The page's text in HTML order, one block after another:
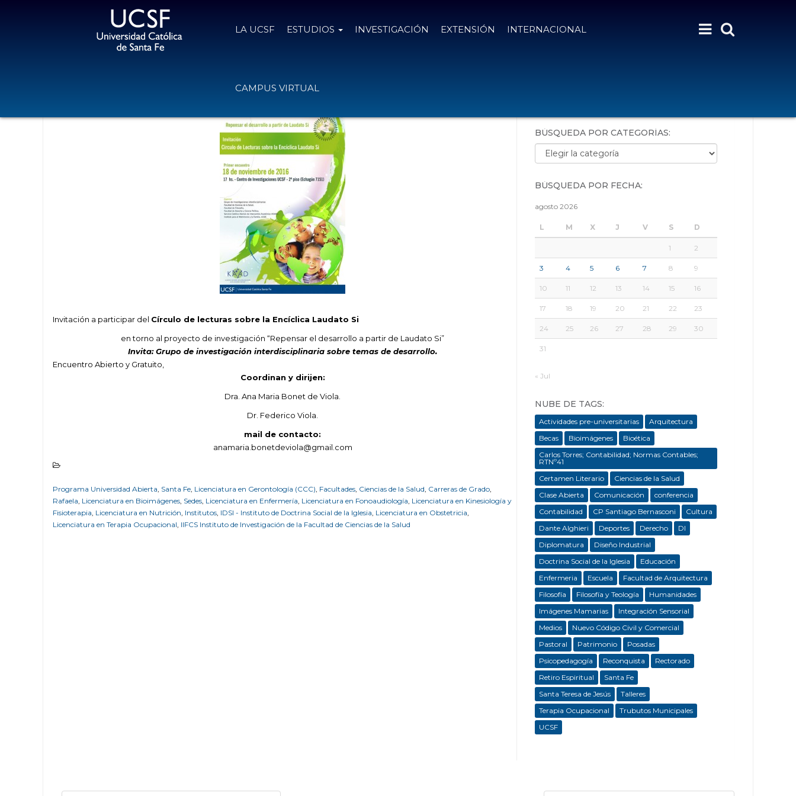
LA UCSF ESTUDIOS INVESTIGACIÓN EXTENSIÓN INTERNACIONAL
CAMPUS VIRTUAL
Invitación a participar del Círculo de lecturas sobre la Encíclica Laudato Si
en torno al proyecto de investigación “Repensar el desarrollo a partir de Laudato Si”
Invita: Grupo de investigación interdisciplinaria sobre temas de desarrollo.
Encuentro Abierto y Gratuito,
Coordinan y dirijen:
Dra. Ana Maria Bonet de Viola.
Dr. Federico Viola.
mail de contacto:
anamaria.bonetdeviola@gmail.com
Programa Universidad Abierta, Santa Fe, Licenciatura en Gerontología (CCC), Facultades, Ciencias de la Salud, Carreras de Grado,
Rafaela, Licenciatura en Bioimágenes, Sedes, Licenciatura en Enfermería, Licenciatura en Fonoaudiología, Licenciatura en Kinesiología y
Fisioterapia, Licenciatura en Nutrición, Institutos, IDSI - Instituto de Doctrina Social de la Iglesia, Licenciatura en Obstetricia,
Licenciatura en Terapia Ocupacional, IIFCS Instituto de Investigación de la Facultad de Ciencias de la Salud
BÚSQUEDA POR CATEGORÍAS:
Búsqueda por categorías:
BÚSQUEDA POR FECHA:
agosto 2026
L M X J V S D
1 2
3 4 5 6 7 8 9
10 11 12 13 14 15 16
17 18 19 20 21 22 23
24 25 26 27 28 29 30
31
« Jul
NUBE DE TAGS:
Actividades pre-universitarias
Arquitectura
Becas
Bioimágenes
Bioética
Carlos Torres; Contabilidad; Normas Contables;
RTNº41
Certamen Literario
Ciencias de la Salud
Clase Abierta
Comunicación
conferencia
Contabilidad
CP Santiago Bernasconi
Cultura
Dante Alghieri
Deportes Derecho
DI
Diplomatura
Diseño Industrial
Doctrina Social de la Iglesia
Educación
Enfermeria
Escuela
Facultad de Arquitectura
Filosofía
Filosofía y Teología
Humanidades
Imágenes Mamarias
Integración Sensorial
Medios
Nuevo Código Civil y Comercial
Pastoral
Patrimonio
Posadas
Psicopedagogía
Reconquista
Rectorado
Retiro Espiritual
Santa Fe
Santa Teresa de Jesús
Talleres
Terapia Ocupacional
Trubutos Municipales
UCSF